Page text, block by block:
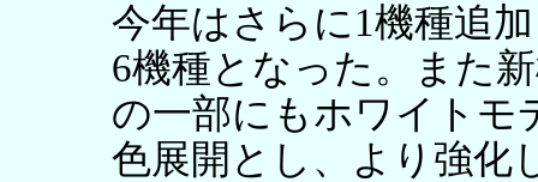
今年はさらに1機種追
6機種となった。また
の一部にもホワイトモ
色展開とし、より強化